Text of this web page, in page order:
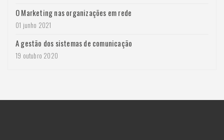
O Marketing nas organizações em rede
01 junho 2021
A gestão dos sistemas de comunicação
19 outubro 2020